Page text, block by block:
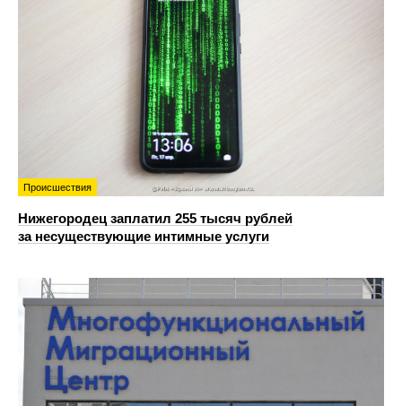
Происшествия
Нижегородец заплатил 255 тысяч рублей
за несуществующие интимные услуги